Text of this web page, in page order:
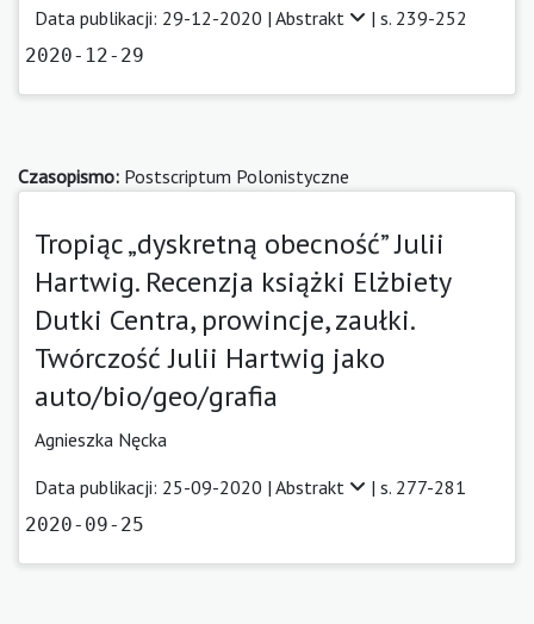
Data publikacji: 29-12-2020 | Abstrakt | s. 239-252
2020-12-29
Czasopismo: Postscriptum Polonistyczne
Tropiąc „dyskretną obecność” Julii
Hartwig. Recenzja książki Elżbiety
Dutki Centra, prowincje, zaułki.
Twórczość Julii Hartwig jako
auto/bio/geo/grafia
Agnieszka Nęcka
Data publikacji: 25-09-2020 | Abstrakt | s. 277-281
2020-09-25